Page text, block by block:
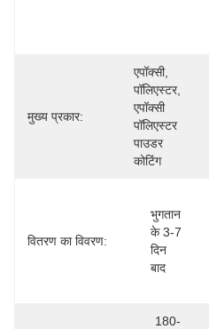
मुख्य प्रकार:
एपॉक्सी,
पॉलिएस्टर,
एपॉक्सी
पॉलिएस्टर
पाउडर
कोटिंग
वितरण का विवरण:
भुगतान
के 3-7
दिन
बाद
180-